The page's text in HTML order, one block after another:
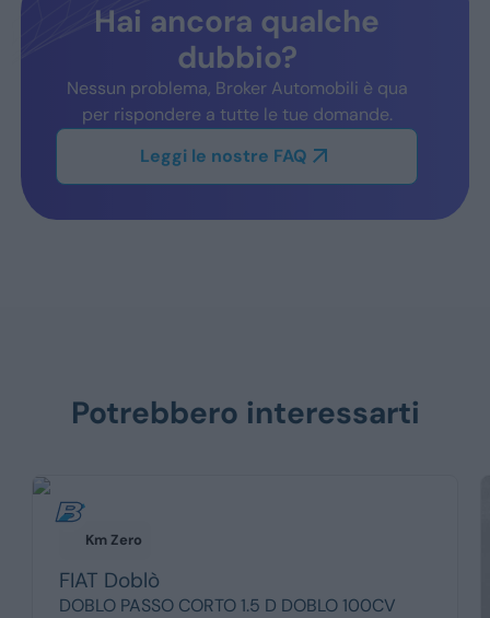
Hai ancora qualche
dubbio?
Nessun problema, Broker Automobili è qua
per rispondere a tutte le tue domande.
Leggi le nostre FAQ
Potrebbero interessarti
Km Zero
FIAT Doblò
DOBLO PASSO CORTO 1.5 D DOBLO 100CV